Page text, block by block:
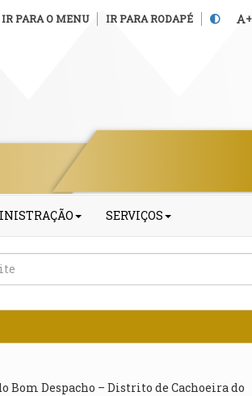
IR PARA O MENU IR PARA RODAPÉ +
SERVIÇOS
Bom Despacho – Distrito de Cachoeira do